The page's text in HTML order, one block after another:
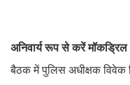
अनिवार्य रूप से करें मॉकड्रिल
बैठक में पुलिस अधीक्षक विवेक